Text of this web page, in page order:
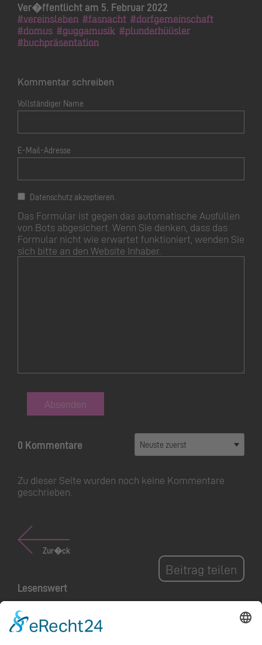
Ver�ffentlicht am 5. Februar 2022
#vereinsleben #fasnacht #dorfgemeinschaft
#domus #guggamusik #plunderhüüsler
#buchpräsentation
Kommentar schreiben
Vollständiger Name
E-Mail-Adresse
Datenschutz akzeptieren.
Das Formular ist gegen das automatische Ausfüllen
von Bots abgesichert. Wenn Sie denken, dass das
Formular nicht wie erwartet funktioniert, wenden Sie
sich bitte an den Website Inhaber.
Absenden
0 Kommentare
Zu dieser Seite wurden noch keine Kommentare
geschrieben.
Zur�ck
Beitrag teilen
Lesenswert